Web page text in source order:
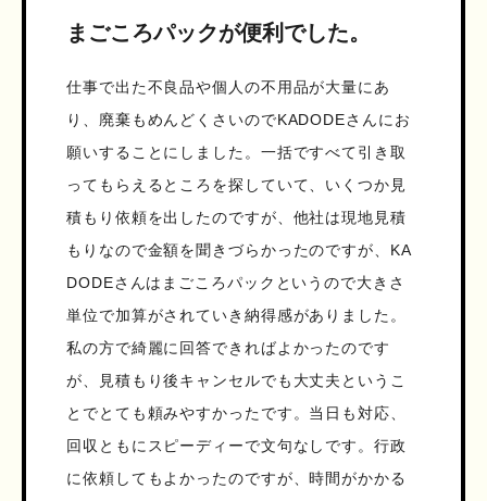
まごころパックが便利でした。
仕事で出た不良品や個人の不用品が大量にあ
り、廃棄もめんどくさいのでKADODEさんにお
願いすることにしました。一括ですべて引き取
ってもらえるところを探していて、いくつか見
積もり依頼を出したのですが、他社は現地見積
もりなので金額を聞きづらかったのですが、KA
DODEさんはまごころパックというので大きさ
単位で加算がされていき納得感がありました。
私の方で綺麗に回答できればよかったのです
が、見積もり後キャンセルでも大丈夫というこ
とでとても頼みやすかったです。当日も対応、
回収ともにスピーディーで文句なしです。行政
に依頼してもよかったのですが、時間がかかる